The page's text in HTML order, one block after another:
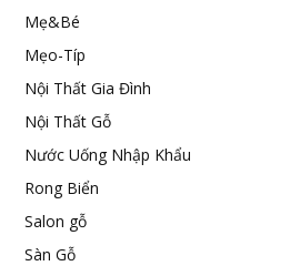
Mẹ&Bé
Mẹo-Típ
Nội Thất Gia Đình
Nội Thất Gỗ
Nước Uống Nhập Khẩu
Rong Biển
Salon gỗ
Sàn Gỗ